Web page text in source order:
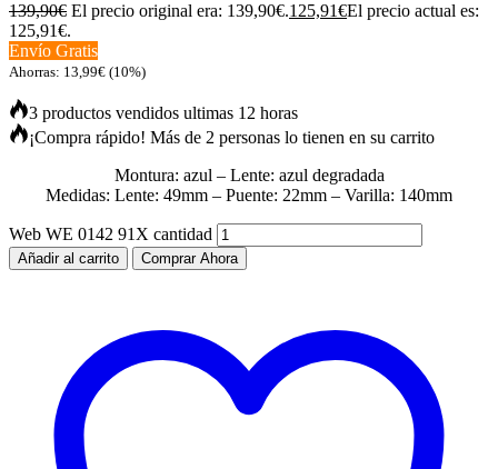
139,90€ El precio original era: 139,90€.125,91€El precio actual es:
125,91€.
Envío Gratis
Ahorras: 13,99€ (10%)
3 productos vendidos ultimas 12 horas
¡Compra rápido! Más de 2 personas lo tienen en su carrito
Montura: azul – Lente: azul degradada
Medidas: Lente: 49mm – Puente: 22mm – Varilla: 140mm
Web WE 0142 91X cantidad
Añadir al carrito Comprar Ahora